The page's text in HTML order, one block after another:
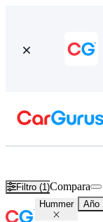
Filtro (1)Compara
Hummer Año